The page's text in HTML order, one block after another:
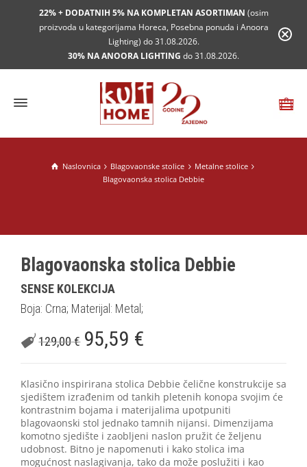
22% + DODATNIH 5% NA KOMPLETAN ASORTIMAN (osim
proizvoda u kategorijama Horeca, Posebna ponuda i Anoora
Lighting) do 31.08.2026.
30% NA ANOORA LIGHTING do 31.08.2026.
Naslovnica Blagovaonske stolice
Metalne stolice
Blagovaonska stolica Debbie
Blagovaonska stolica Debbie
SENSE KOLEKCIJA
Boja: Crna; Materijal: Metal;
129,00€ 95,59 €
Klasično inspirirana stolica Debbie čelične konstrukcije sa
sjedištem izrađenim od tankih pletenih konopa svojim će
kontrastnim bojama i materijalima upotpuniti
blagovaonski stol jednako tamnih nijansi. Dimenzijama
komotno sjedište i zaobljeni naslon pružit će željenu
udobnost. Bitno je napomenuti i kako stolica ima
mogućnost naslagivanja, tako da može poslužiti i kao